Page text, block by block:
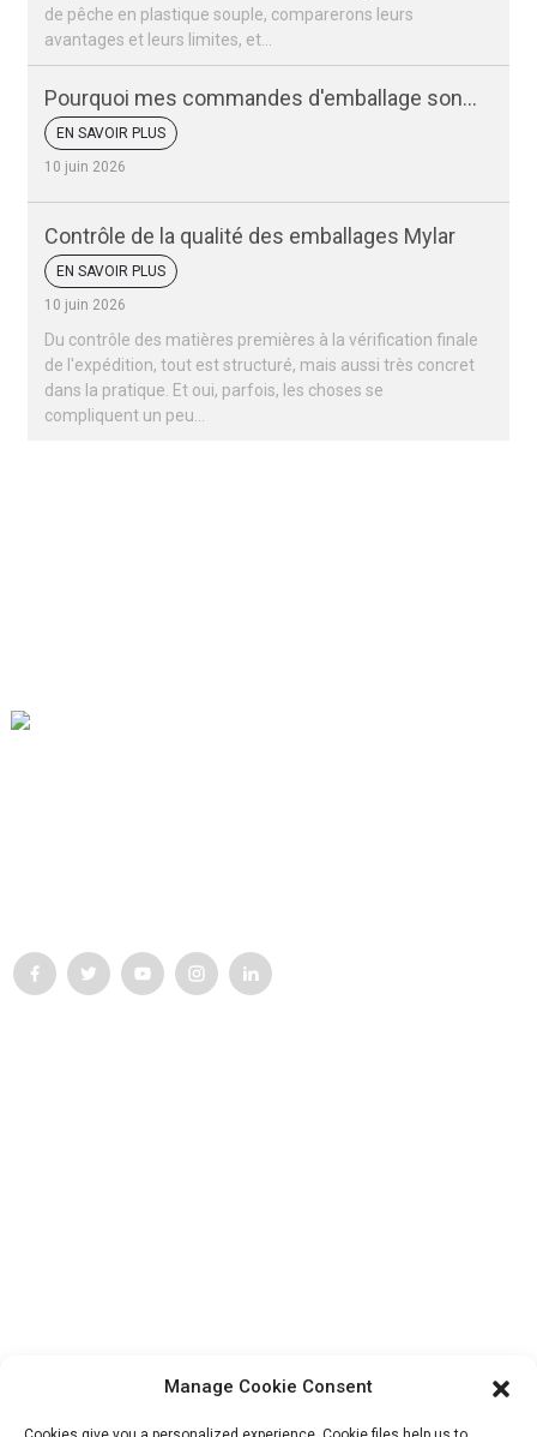
de pêche en plastique souple, comparerons leurs
avantages et leurs limites, et...
Pourquoi mes commandes d'emballage sont-
elles toujours retardées ? Explication de 5
causes fréquentes
EN SAVOIR PLUS
10 juin 2026
Contrôle de la qualité des emballages Mylar
EN SAVOIR PLUS
10 juin 2026
Du contrôle des matières premières à la vérification finale
de l'expédition, tout est structuré, mais aussi très concret
dans la pratique. Et oui, parfois, les choses se
compliquent un peu…
HuiZhou, 516157, Chine
fannie@hzdlpack.com
Manage Cookie Consent